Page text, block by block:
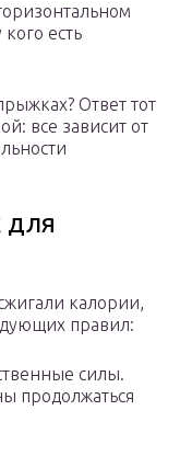
есть
Ответ тот
все зависит от
для
калории,
правил:
силы.
продолжаться